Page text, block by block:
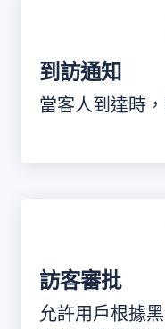
到訪通知
當客人到達時
訪客審批
允許用戶根據